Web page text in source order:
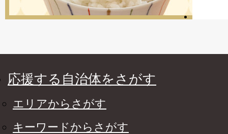
応援する自治体をさがす
エリアからさがす
キーワードからさがす